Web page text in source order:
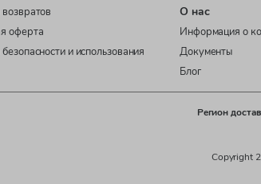
оферта
и использования
О нас
Информация о
Документы
Блог
Регион
Copyright